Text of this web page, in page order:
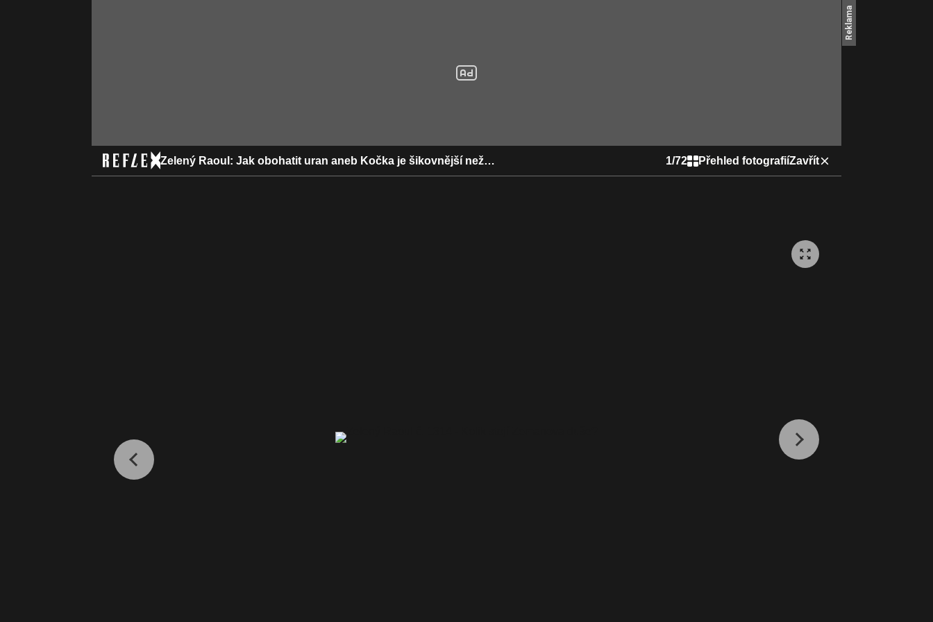
Zelený Raoul: Jak obohatit uran aneb Kočka je šikovnější než… 1/72 Přehled fotografiíZavřít